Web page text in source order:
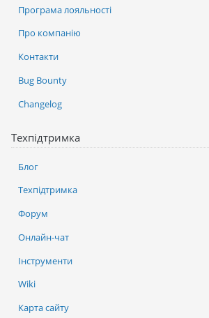
Програма лояльності
Про компанію
Контакти
Bug Bounty
Changelog
Техпідтримка
Блог
Техпідтримка
Форум
Онлайн-чат
Інструменти
Wiki
Карта сайту